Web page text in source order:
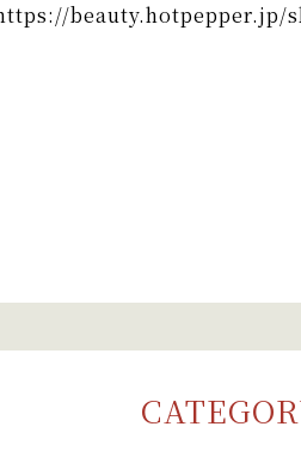
beauty.hotpepper.jp/